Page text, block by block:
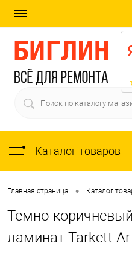
Каталог товаров
Главная страница • Каталог
Темно-
ламинат Tarkett